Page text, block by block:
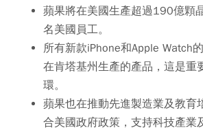
蘋果將在美國生產超過190億顆
名美國員工。
所有新款iPhone和Apple Watch
在肯塔基州生產的產品，這是重
環。
蘋果也在推動先進製造業及教育
合美國政府政策，支持科技產業